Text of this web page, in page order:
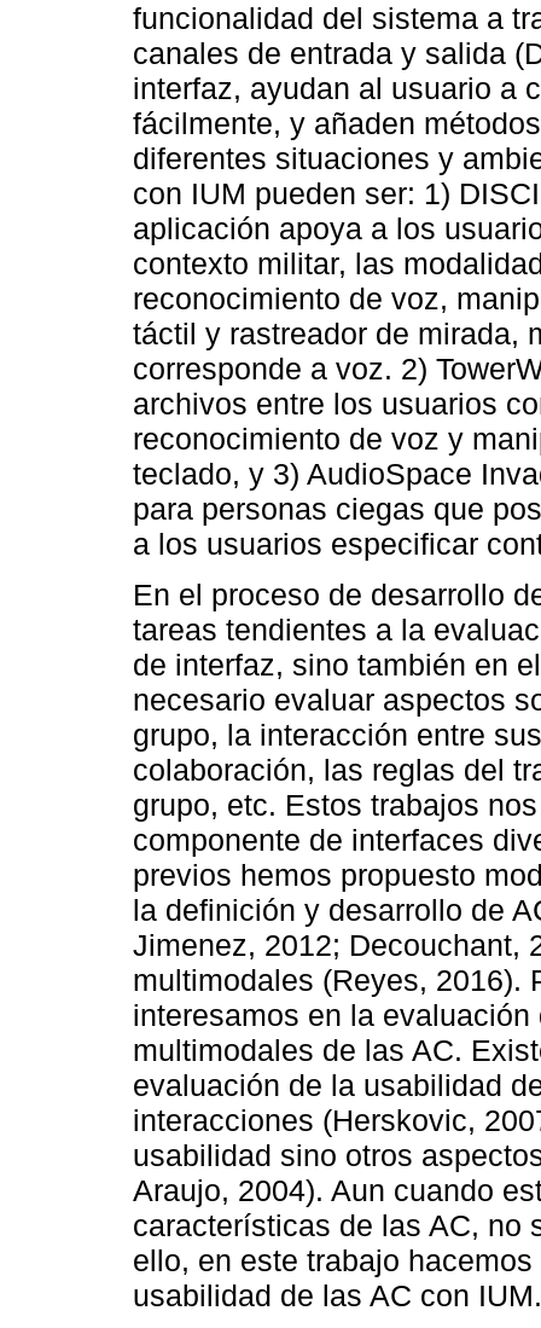
funcionalidad del sistema a
canales de entrada y salida
interfaz, ayudan al usuario a
fácilmente, y añaden
diferentes situaciones y
con IUM pueden ser: 1)
aplicación apoya a los
contexto militar, las
reconocimiento de voz,
táctil y rastreador de mirada,
corresponde a voz. 2)
archivos entre los usuarios
reconocimiento de voz y
teclado, y 3) AudioSpace
para personas ciegas que
a los usuarios especificar
En el proceso de desarrollo
tareas tendientes a la
de interfaz, sino también en
necesario evaluar aspectos
grupo, la interacción entre
colaboración, las reglas del
grupo, etc. Estos trabajos
componente de interfaces
previos hemos propuesto
la definición y desarrollo de
Jimenez, 2012; Decouchant,
multimodales (Reyes, 2016).
interesamos en la
multimodales de las AC.
evaluación de la usabilidad
interacciones (Herskovic,
usabilidad sino otros
Araujo, 2004). Aun cuando
características de las AC, no
ello, en este trabajo
usabilidad de las AC con IUM.